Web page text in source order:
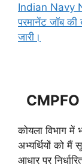
Indian Navy
परमानेंट जॉब की
जारी।
कोयला विभाग में
अभ्यर्थियों को
आधार पर